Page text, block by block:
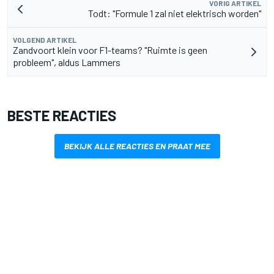
VORIG ARTIKEL
Todt: "Formule 1 zal niet elektrisch worden"
VOLGEND ARTIKEL
Zandvoort klein voor F1-teams? "Ruimte is geen
probleem", aldus Lammers
BESTE REACTIES
BEKIJK ALLE REACTIES EN PRAAT MEE